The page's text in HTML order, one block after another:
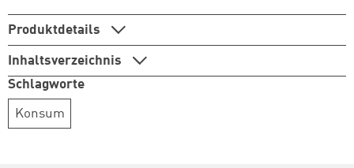
Produktdetails
Inhaltsverzeichnis
Schlagworte
Konsum